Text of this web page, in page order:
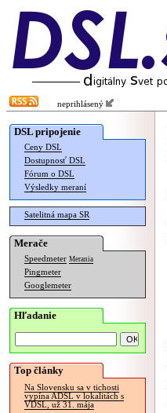
neprihlásený
DSL pripojenie
Ceny DSL
Dostupnosť DSL
Fórum o DSL
Výsledky meraní
Satelitná mapa SR
Merače
Speedmeter Merania
Pingmeter
Googlemeter
Hľadanie
Top články
Na Slovensku sa v tichosti
vypína ADSL v lokalitách s
VDSL, už 31. mája